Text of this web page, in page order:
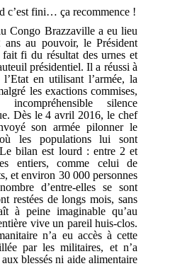
c’est fini… ça recommence !
Congo Brazzaville a eu lieu
au pouvoir, le Président
fi du résultat des urnes et
présidentiel. Il a réussi à
en utilisant l’armée, la
les exactions commises,
silence
Dès le 4 avril 2016, le chef
son armée pilonner le
les populations lui sont
bilan est lourd : entre 2 et
entiers, comme celui de
et environ 30 000 personnes
d’entre-elles se sont
restées de longs mois, sans
à peine imaginable qu’au
vive un pareil huis-clos.
n’a eu accès à cette
par les militaires, et n’a
blessés ni aide alimentaire